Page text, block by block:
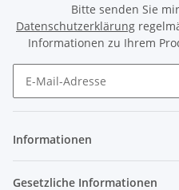
Bitte senden Sie
Datenschutzerklärung
Informationen zu Ihrem
Informationen
Gesetzliche Informationen